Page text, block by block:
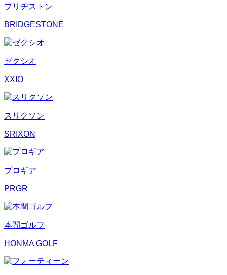
ブリヂストン
BRIDGESTONE
ゼクシオ
XXIO
スリクソン
SRIXON
プロギア
PRGR
本間ゴルフ
HONMA GOLF